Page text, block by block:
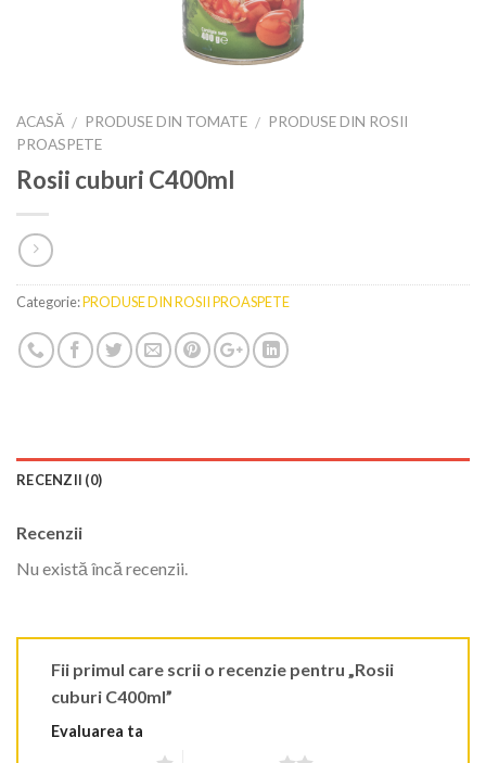
ACASĂ / PRODUSE DIN TOMATE / PRODUSE DIN ROSII
PROASPETE
Rosii cuburi C400ml
Categorie:PRODUSE DIN ROSII PROASPETE
RECENZII (0)
Recenzii
Nu există încă recenzii.
Fii primul care scrii o recenzie pentru „Rosii
cuburi C400ml”
Evaluarea ta